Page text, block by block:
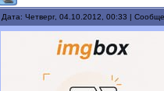
Дата: Четверг, 04.10.2012, 00:33 |